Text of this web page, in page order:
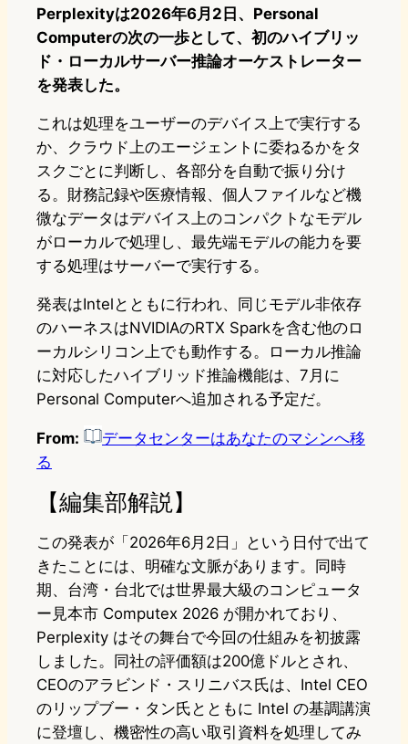
Perplexityは2026年6月2日、Personal
Computerの次の一歩として、初のハイブリッ
ド・ローカルサーバー推論オーケストレーター
を発表した。
これは処理をユーザーのデバイス上で実行する
か、クラウド上のエージェントに委ねるかをタ
スクごとに判断し、各部分を自動で振り分け
る。財務記録や医療情報、個人ファイルなど機
微なデータはデバイス上のコンパクトなモデル
がローカルで処理し、最先端モデルの能力を要
する処理はサーバーで実行する。
発表はIntelとともに行われ、同じモデル非依存
のハーネスはNVIDIAのRTX Sparkを含む他のロ
ーカルシリコン上でも動作する。ローカル推論
に対応したハイブリッド推論機能は、7月に
Personal Computerへ追加される予定だ。
From:
データセンターはあなたのマシンへ移
る
【編集部解説】
この発表が「2026年6月2日」という日付で出て
きたことには、明確な文脈があります。同時
期、台湾・台北では世界最大級のコンピュータ
ー見本市 Computex 2026 が開かれており、
Perplexity はその舞台で今回の仕組みを初披露
しました。同社の評価額は200億ドルとされ、
CEOのアラビンド・スリニバス氏は、Intel CEO
のリップブー・タン氏とともに Intel の基調講演
に登壇し、機密性の高い取引資料を処理してみ